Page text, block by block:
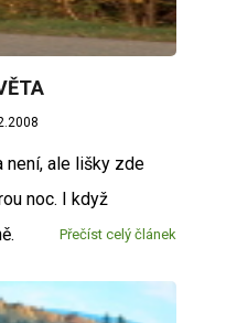
není, ale lišky zde
noc. I když
Přečíst celý článek